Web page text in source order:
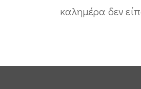
καλημέρα δεν